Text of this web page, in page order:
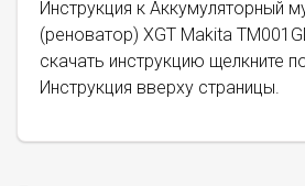
Инструкция к Аккумуляторный
(реноватор) XGT Makita
скачать инструкцию щелкните
Инструкция вверху страницы.